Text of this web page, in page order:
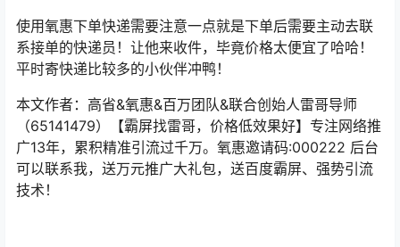
使用氧惠下单快递需要注意一点就是下单后需要主动去联
系接单的快递员！让他来收件，毕竟价格太便宜了哈哈！
平时寄快递比较多的小伙伴冲鸭！
本文作者：高省&氧惠&百万团队&联合创始人雷哥导师
（65141479）【霸屏找雷哥，价格低效果好】专注网络推
广13年，累积精准引流过千万。氧惠邀请码:000222 后台
可以联系我，送万元推广大礼包，送百度霸屏、强势引流
技术！